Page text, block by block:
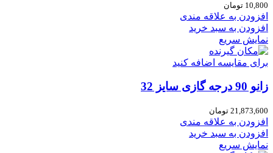
10,800 تومان
افزودن به علاقه مندی
افزودن به سبد خرید
نمایش سریع
برای مقایسه اضافه کنید
زانو 90 درجه گازی سایز 32
21,873,600 تومان
افزودن به علاقه مندی
افزودن به سبد خرید
نمایش سریع